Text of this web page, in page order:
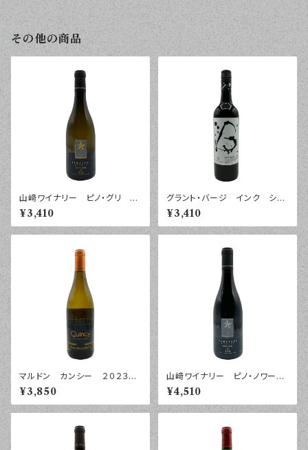
その他の商品
山﨑ワイナリー ピノ・グリ
紺 ２０２４年 ７５０ｍｌ
¥3,410
グラント・バージ インク シラ
ーズ バロッサ・ヴァレー ２０
２５年 ７５０ｍｌ
¥3,410
マルドン カンシー ２０２３
年 ７５０ｍｌ
¥3,850
山﨑ワイナリー ピノ・ノワー
ル 紺 ２０２４年 ７５０ｍｌ
¥4,510